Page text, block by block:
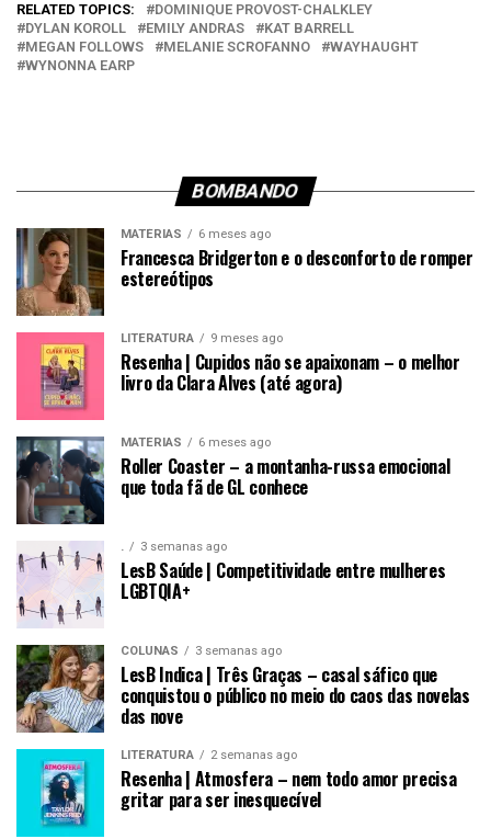
RELATED TOPICS:
DOMINIQUE PROVOST-CHALKLEY
DYLAN KOROLL
EMILY ANDRAS
KAT BARRELL
MEGAN FOLLOWS
MELANIE SCROFANNO
WAYHAUGHT
WYNONNA EARP
BOMBANDO
MATÉRIAS 6 meses ago
Francesca Bridgerton e o desconforto de romper
estereótipos
LITERATURA 9 meses ago
Resenha | Cupidos não se apaixonam – o melhor
livro da Clara Alves (até agora)
MATÉRIAS 6 meses ago
Roller Coaster – a montanha-russa emocional
que toda fã de GL conhece
. 3 semanas ago
LesB Saúde | Competitividade entre mulheres
LGBTQIA+
COLUNAS 3 semanas ago
LesB Indica | Três Graças – casal sáfico que
conquistou o público no meio do caos das novelas
das nove
LITERATURA 2 semanas ago
Resenha | Atmosfera – nem todo amor precisa
gritar para ser inesquecível